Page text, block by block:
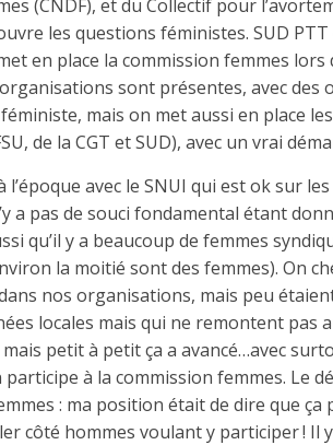
(CNDF), et du Collectif pour
les questions féministes. SUD
en place la commission femmes lors
sont présentes, avec
mais on met aussi en place
de la CGT et SUD), avec un vrai
l’époque avec le SNUI qui est ok sur
a pas de souci fondamental étant
qu’il y a beaucoup de femmes
la moitié sont des femmes). On
nos organisations, mais peu
locales mais qui ne remontent pas
petit à petit ça a avancé…avec
à la commission femmes. Le
: ma position était de dire que ça
côté hommes voulant y participer ! Il